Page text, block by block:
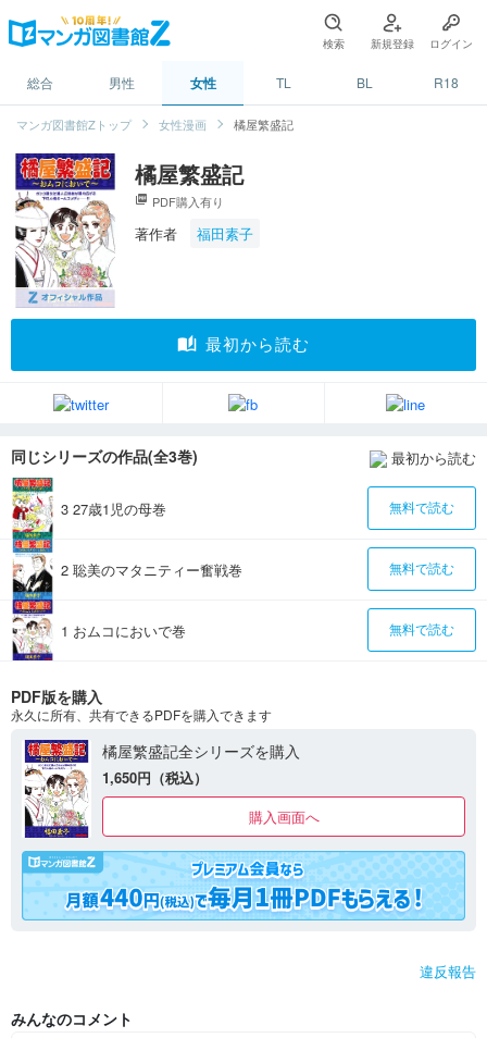
検索 新規登録 ログイン
総合 男性 女性 TL BL R18
マンガ図書館Zトップ 女性漫画 橘屋繁盛記
橘屋繁盛記
picture_as_pdf PDF購入有り
著作者 福田素子
auto_stories 最初から読む
同じシリーズの作品(全3巻) 最初から読む
3 27歳1児の母巻 無料で読む
2 聡美のマタニティー奮戦巻 無料で読む
1 おムコにおいで巻 無料で読む
PDF版を購入
永久に所有、共有できるPDFを購入できます
橘屋繁盛記全シリーズを購入
1,650円（税込）
購入画面へ
違反報告
みんなのコメント